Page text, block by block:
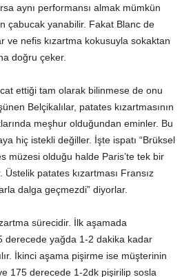
aynı performansı almak mümkün
çabucak yanabilir. Fakat Blanc de
ve nefis kızartma kokusuyla sokaktan
doğru çeker.
ettiği tam olarak bilinmese de onu
Belçikalılar, patates kızartmasının
meşhur olduğundan eminler. Bu
hiç istekli değiller. İşte ispatı “Brüksel
müzesi olduğu halde Paris’te tek bir
patates kızartması Fransız
dalga geçmezdi” diyorlar.
sürecidir. İlk aşamada
derecede yağda 1-2 dakika kadar
İkinci aşama pişirme ise müşterinin
175 derecede 1-2dk pişirilip sosla